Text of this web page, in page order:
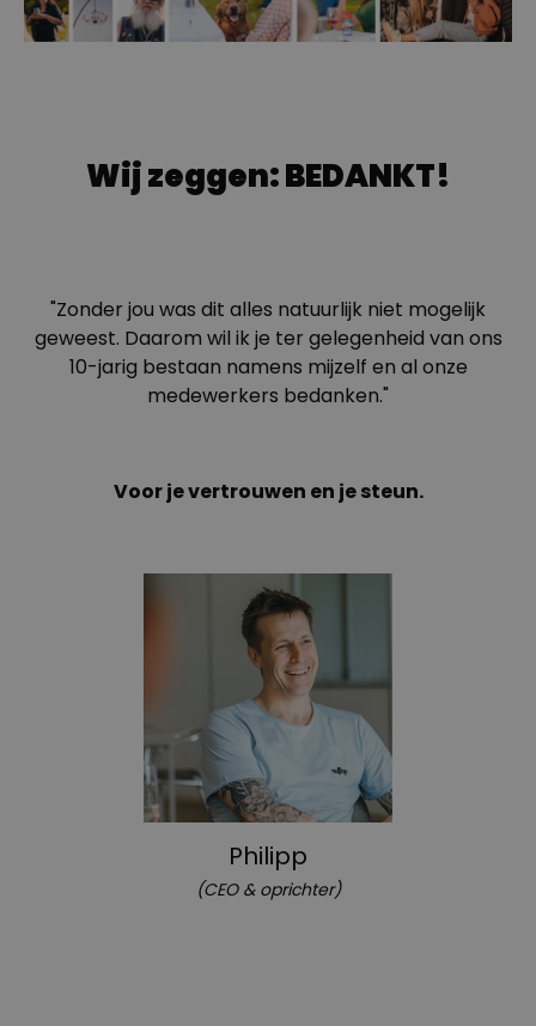
Wij zeggen: BEDANKT!
"Zonder jou was dit alles natuurlijk niet mogelijk
geweest. Daarom wil ik je ter gelegenheid van ons
10-jarig bestaan namens mijzelf en al onze
medewerkers bedanken."
Voor je vertrouwen en je steun.
Philipp
(CEO & oprichter)